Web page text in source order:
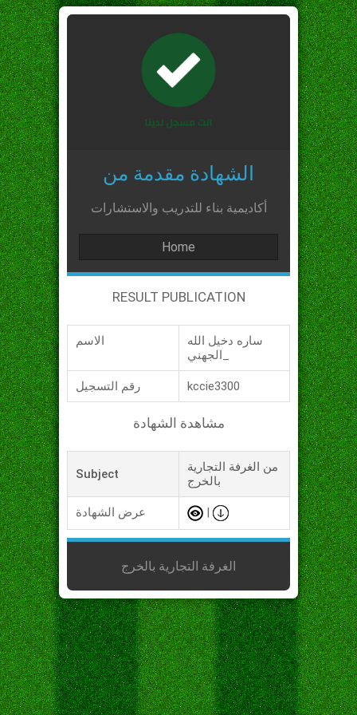
الشهادة مقدمة من
أكاديمية بناء للتدريب والاستشارات
Home
RESULT PUBLICATION
الاسم
ساره دخيل الله
رقم التسجيل kccie3300
مشاهدة الشهادة
Subject
من الغرفة التجارية
بالخرج
عرض الشهادة
الغرفة التجارية بالخرج